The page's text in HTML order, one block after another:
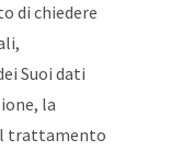
di chiedere
Suoi dati
la
trattamento